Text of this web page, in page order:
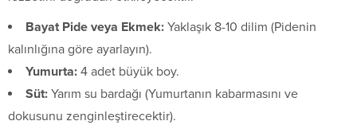
Bayat Pide veya Ekmek: Yaklaşık 8-10 dilim (Pidenin
kalınlığına göre ayarlayın).
Yumurta: 4 adet büyük boy.
Süt: Yarım su bardağı (Yumurtanın kabarmasını ve
dokusunu zenginleştirecektir).